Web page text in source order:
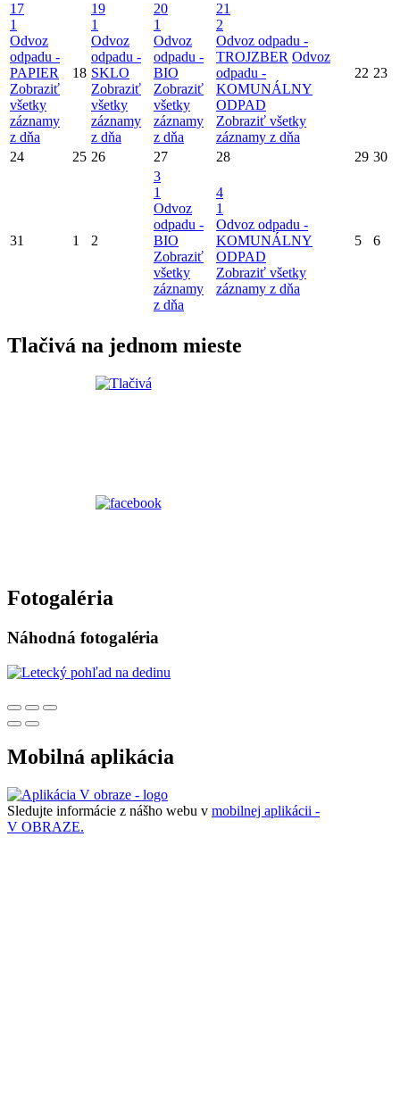
17
1
Odvoz
odpadu -
PAPIER
Zobraziť
všetky
záznamy
z dňa
18
19
1
Odvoz
odpadu -
SKLO
Zobraziť
všetky
záznamy
z dňa
20
1
Odvoz
odpadu -
BIO
Zobraziť
všetky
záznamy
z dňa
21
2
Odvoz odpadu -
TROJZBER Odvoz
odpadu -
KOMUNÁLNY
ODPAD
Zobraziť všetky
záznamy z dňa
22 23
24 25 26 27 28 29 30
31 1 2
3
1
Odvoz
odpadu -
BIO
Zobraziť
všetky
záznamy
z dňa
4
1
Odvoz odpadu -
KOMUNÁLNY
ODPAD
Zobraziť všetky
záznamy z dňa
5 6
Tlačivá na jednom mieste
Fotogaléria
Náhodná fotogaléria
Mobilná aplikácia
Sledujte informácie z nášho webu v mobilnej aplikácii -
V OBRAZE.